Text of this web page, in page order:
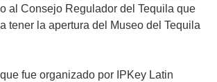
al Consejo Regulador del Tequila que
tener la apertura del Museo del Tequila
fue organizado por IPKey Latin